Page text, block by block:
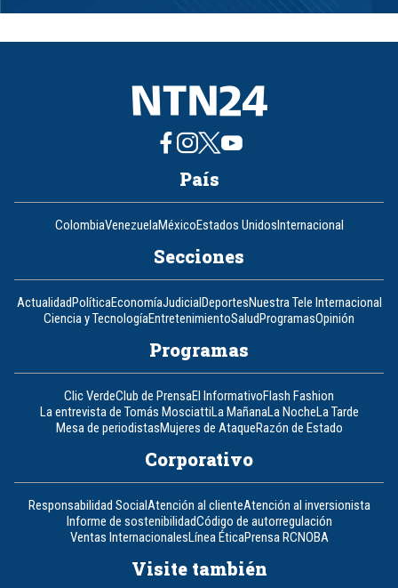
1
8
País
ColombiaVenezuelaMéxicoEstados UnidosInternacional
Secciones
ActualidadPolíticaEconomíaJudicialDeportesNuestra Tele Internacional
Ciencia y TecnologíaEntretenimientoSaludProgramasOpinión
Programas
Clic VerdeClub de PrensaEl InformativoFlash Fashion
La entrevista de Tomás MosciattiLa MañanaLa NocheLa Tarde
Mesa de periodistasMujeres de AtaqueRazón de Estado
Corporativo
Responsabilidad SocialAtención al clienteAtención al inversionista
Informe de sostenibilidadCódigo de autorregulación
Ventas InternacionalesLínea ÉticaPrensa RCNOBA
Visite también